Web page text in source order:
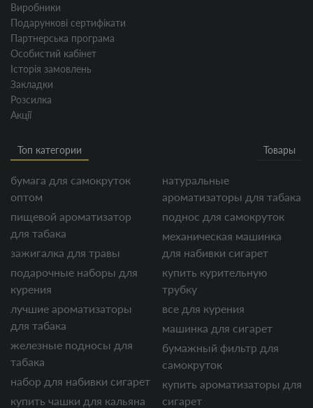
Виробники
Подарункові сертифікати
Партнерська програма
Особистий кабінет
Історія замовлень
Закладки
Розсилка
Акції
Топ категории Товары
бумага для самокруток
оптом
пищевой ароматизатор
для табака
зажигалка для травы
подарочные наборы для
курения
лучшие ароматизаторы
для табака
железные подносы для
табака
набор для набивки сигарет
купить чашки для кальяна
натуральные
ароматизаторы для табака
поднос для самокруток
механическая машинка
для набивки сигарет
купить курительную
трубку
все для курения
машинка для сигарет
бумажный фильтр для
самокруток
купить ароматизаторы для
сигарет